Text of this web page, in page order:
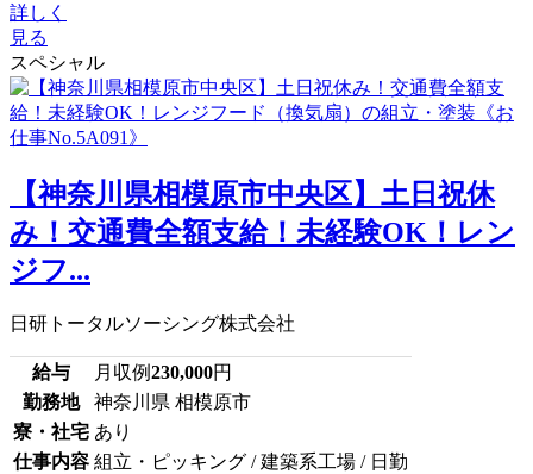
詳しく
見る
スペシャル
【神奈川県相模原市中央区】土日祝休
み！交通費全額支給！未経験OK！レン
ジフ...
日研トータルソーシング株式会社
給与 月収例230,000円
勤務地
神奈川県 相模原市
寮・社宅 あり
仕事内容 組立・ピッキング / 建築系工場 / 日勤